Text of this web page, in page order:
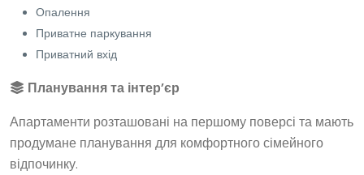
Опалення
Приватне паркування
Приватний вхід
Планування та інтер’єр
Апартаменти розташовані на першому поверсі та мають
продумане планування для комфортного сімейного
відпочинку.